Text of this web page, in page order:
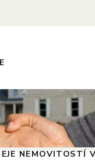
NEMOVITOSTÍ